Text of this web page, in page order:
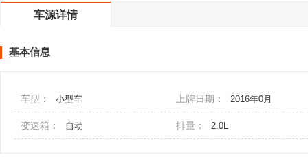
车源详情
基本信息
车型： 小型车 上牌日期： 2016年0月
变速箱： 自动 排量： 2.0L